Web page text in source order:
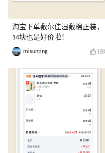
淘宝下单敷尔佳湿敷棉正装，
14块也是好价啦！
misunting 158